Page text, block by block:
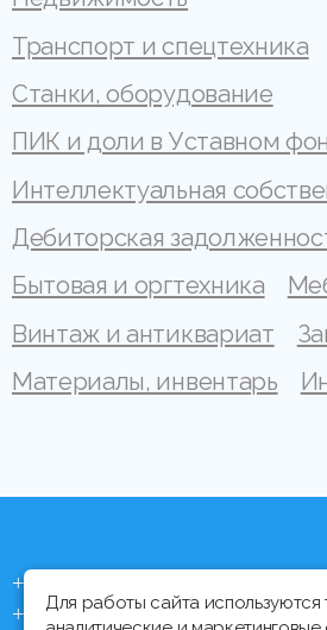
Транспорт и спецтехника
Станки, оборудование
ПИК и доли в Уставном
Интеллектуальная
Дебиторская
Бытовая и оргтехника
Винтаж и антиквариат
Материалы, инвентарь
+375 (44) 704 92 06
+375 (17) 373 21 33
Для работы сайта используются